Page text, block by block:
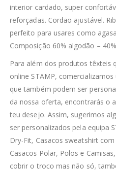
interior cardado, super
reforçadas. Cordão ajustável.
perfeito para usares como
Composição 60% algodão –
Para além dos produtos têxteis
online STAMP,
que também podem ser
da nossa oferta, encontrarás o
teu desejo. Assim, sugerimos
ser personalizados pela equipa
Dry-Fit, Casacos sweatshirt
Casacos Polar, Polos e
cobrir o troco mas não só,